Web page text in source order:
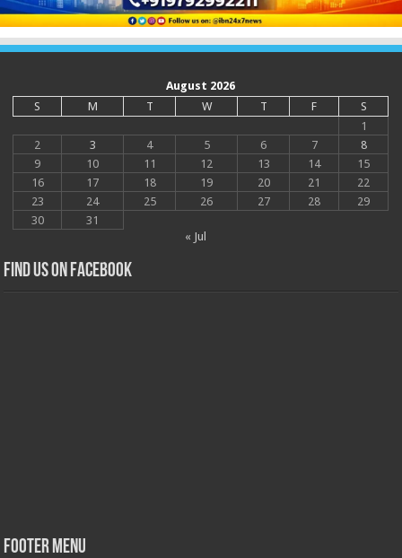
August 2026
S
M T W T F
S
1
2
3 4 5 6 7
8
9
10 11 12 13 14
15
16
17 18 19 20 21
22
23
24 25 26 27 28
29
30
31
« Jul
Find us on Facebook
Footer Menu